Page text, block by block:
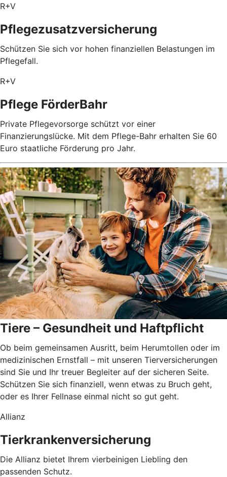
R+V
Pflegezusatz­versicherung
Schützen Sie sich vor hohen finanziellen Belastungen im
Pflegefall.
R+V
Pflege FörderBahr
Private Pflegevorsorge schützt vor einer
Finanzierungslücke. Mit dem Pflege-Bahr erhalten Sie 60
Euro staatliche Förderung pro Jahr.
Tiere – Gesundheit und Haftpflicht
Ob beim gemeinsamen Ausritt, beim Herumtollen oder im
medizinischen Ernstfall – mit unseren Tierversicherungen
sind Sie und Ihr treuer Begleiter auf der sicheren Seite.
Schützen Sie sich finanziell, wenn etwas zu Bruch geht,
oder es Ihrer Fellnase einmal nicht so gut geht.
Allianz
Tierkrankenversicherung
Die Allianz bietet Ihrem vierbeinigen Liebling den
passenden Schutz.